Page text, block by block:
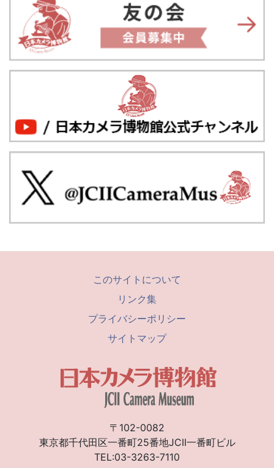
このサイトについて
リンク集
プライバシーポリシー
サイトマップ
〒102-0082
東京都千代田区一番町25番地JCII一番町ビル
TEL:03-3263-7110